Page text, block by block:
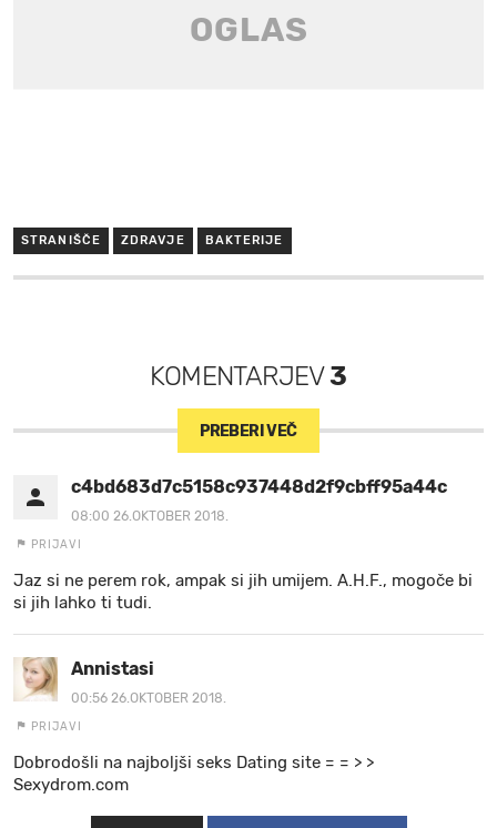
STRANIŠČE ZDRAVJE BAKTERIJE
KOMENTARJEV3
PREBERI VEČ
c4bd683d7c5158c937448d2f9cbff95a44c1fd18
08:00 26.OKTOBER 2018.
PRIJAVI
Jaz si ne perem rok, ampak si jih umijem. A.H.F., mogoče bi
si jih lahko ti tudi.
Annistasi
00:56 26.OKTOBER 2018.
PRIJAVI
Dobrodošli na najboljši seks Dating site = = > >
Sexydrom.com